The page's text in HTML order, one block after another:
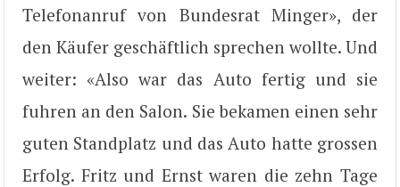
Telefonanruf von Bundesrat Minger», der
den Käufer geschäftlich sprechen wollte. Und
weiter: «Also war das Auto fertig und sie
fuhren an den Salon. Sie bekamen einen sehr
guten Standplatz und das Auto hatte grossen
Erfolg. Fritz und Ernst waren die zehn Tage